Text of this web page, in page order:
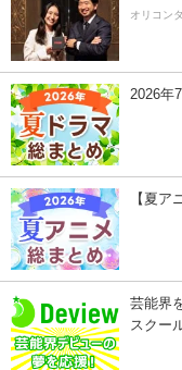
オリコン
2026年
【夏ア
芸能界
スクー